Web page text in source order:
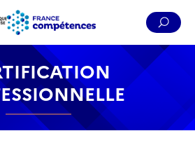
Menu Pied de page
navigation